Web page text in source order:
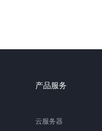
产品服务
云服务器